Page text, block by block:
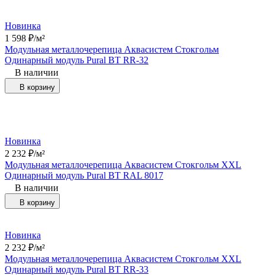
Новинка
1 598 ₽/м²
Модульная металлочерепица Аквасистем Стокгольм
Одинарный модуль Pural BT RR-32
В наличии
В корзину
Новинка
2 232 ₽/м²
Модульная металлочерепица Аквасистем Стокгольм XXL
Одинарный модуль Pural BT RAL 8017
В наличии
В корзину
Новинка
2 232 ₽/м²
Модульная металлочерепица Аквасистем Стокгольм XXL
Одинарный модуль Pural BT RR-33